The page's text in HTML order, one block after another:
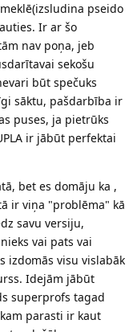
pseido
Ir ar šo
nav poņa, jeb
sekošu
būt spečuks
sāktu, pašdarbība ir
puses, ja pietrūks
ir jābūt perfektai
bet es domāju ka ,
ir viņa "problēma" kā
savu versiju,
vai pats vai
izdomās visu vislabāk
Idejām jābūt
superprofs tagad
parasti ir kaut